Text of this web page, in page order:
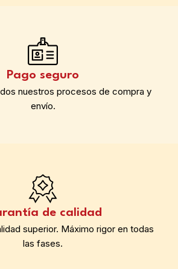
Pago seguro
nuestros procesos de compra y
envío.
de calidad
superior. Máximo rigor en todas
las fases.